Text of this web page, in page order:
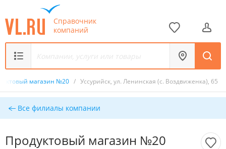
Справочник
компаний
магазин №20 / Уссурийск, ул. Ленинская (с. Воздвиженка), 65
Все филиалы компании
Продуктовый магазин №20